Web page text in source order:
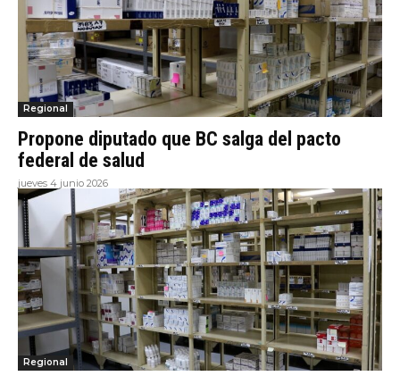
Regional
Propone diputado que BC salga del pacto
federal de salud
jueves 4 junio 2026
Regional